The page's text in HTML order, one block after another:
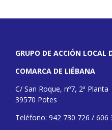
GRUPO DE ACCIÓN LOCAL
COMARCA DE LIÉBANA
C/ San Roque, nº7, 2ª Planta
39570 Potes
Teléfono: 942 730 726 / 606